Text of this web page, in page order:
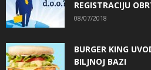
REGISTRACIJU
08/07/2018
BURGER KING
BILJNOJ BAZI